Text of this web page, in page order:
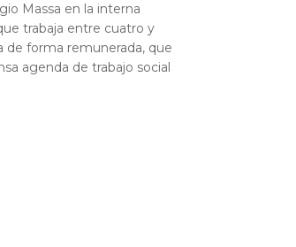
Massa en la interna
trabaja entre cuatro y
de forma remunerada, que
agenda de trabajo social